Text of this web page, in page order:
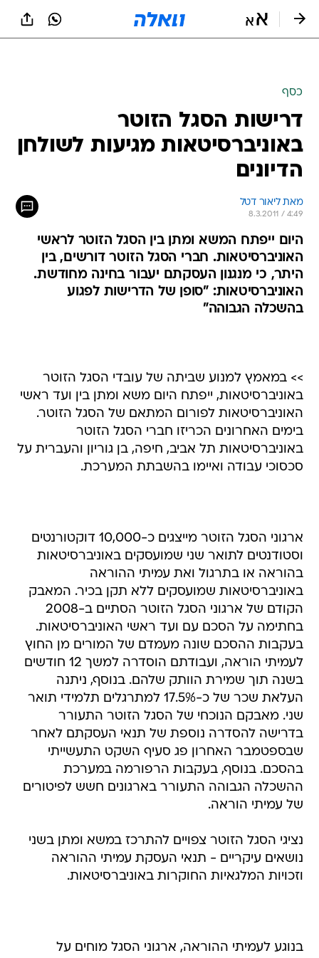
כסף
דרישות הסגל הזוטר
באוניברסיטאות מגיעות לשולחן
הדיונים
מאת ליאור דטל
8.3.2011 / 4:49
היום ייפתח המשא ומתן בין הסגל הזוטר לראשי
האוניברסיטאות. חברי הסגל הזוטר דורשים, בין
היתר, כי מנגנון העסקתם יעבור בחינה מחודשת.
האוניברסיטאות: "סופן של הדרישות לפגוע
בהשכלה הגבוהה"
>> במאמץ למנוע שביתה של עובדי הסגל הזוטר
באוניברסיטאות, ייפתח היום משא ומתן בין ועד ראשי
האוניברסיטאות לפורום המתאם של הסגל הזוטר.
בימים האחרונים הכריזו חברי הסגל הזוטר
באוניברסיטאות תל אביב, חיפה, בן גוריון והעברית על
סכסוכי עבודה ואיימו בהשבתת המערכת.
ארגוני הסגל הזוטר מייצגים כ-10,000 דוקטורנטים
וסטודנטים לתואר שני שמועסקים באוניברסיטאות
בהוראה או בתרגול ואת עמיתי ההוראה
באוניברסיטאות שמועסקים ללא תקן בכיר. המאבק
הקודם של ארגוני הסגל הזוטר הסתיים ב-2008
בחתימה על הסכם עם ועד ראשי האוניברסיטאות.
בעקבות ההסכם שונה מעמדם של המורים מן החוץ
לעמיתי הוראה, ועבודתם הוסדרה למשך 12 חודשים
בשנה תוך שמירת הוותק שלהם. בנוסף, ניתנה
העלאת שכר של כ-17.5% למתרגלים תלמידי תואר
שני. מאבקם הנוכחי של הסגל הזוטר התעורר
בדרישה להסדרה נוספת של תנאי העסקתם לאחר
שבספטמבר האחרון פג סעיף השקט התעשייתי
בהסכם. בנוסף, בעקבות הרפורמה במערכת
ההשכלה הגבוהה התעורר בארגונים חשש לפיטורים
של עמיתי הוראה.
נציגי הסגל הזוטר צפויים להתרכז במשא ומתן בשני
נושאים עיקריים - תנאי העסקת עמיתי ההוראה
וזכויות המלגאיות החוקרות באוניברסיטאות.
בנוגע לעמיתי ההוראה, ארגוני הסגל מוחים על